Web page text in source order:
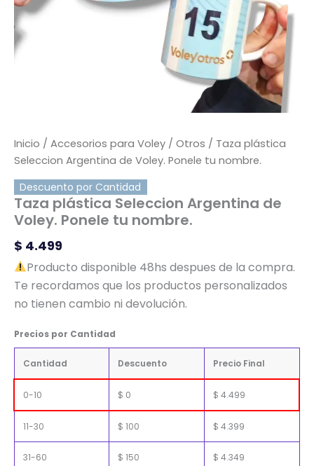
Inicio / Accesorios para Voley / Otros / Taza plástica
Seleccion Argentina de Voley. Ponele tu nombre.
Descuento por Cantidad
Taza plástica Seleccion Argentina de
Voley. Ponele tu nombre.
$ 4.499
Producto disponible 48hs despues de la compra.
Te recordamos que los productos personalizados
no tienen cambio ni devolución.
Precios por Cantidad
Cantidad Descuento Precio Final
0-10 $ 0 $ 4.499
11-30 $ 100 $ 4.399
31-60 $ 150 $ 4.349